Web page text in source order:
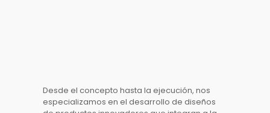
Desde el concepto hasta la ejecución, nos
especializamos en el desarrollo dediseños